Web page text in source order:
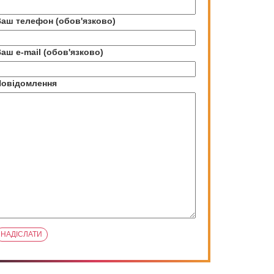
телефон (обов'язково)
e-mail (обов'язково)